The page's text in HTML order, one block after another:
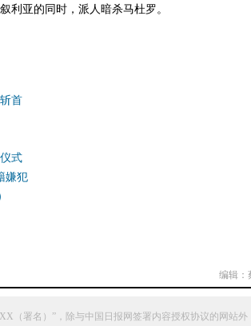
利亚的同时，派人暗杀马杜罗。
首
式
嫌犯
编辑：
（署名）”，除与中国日报网签署内容授权协议的网站外